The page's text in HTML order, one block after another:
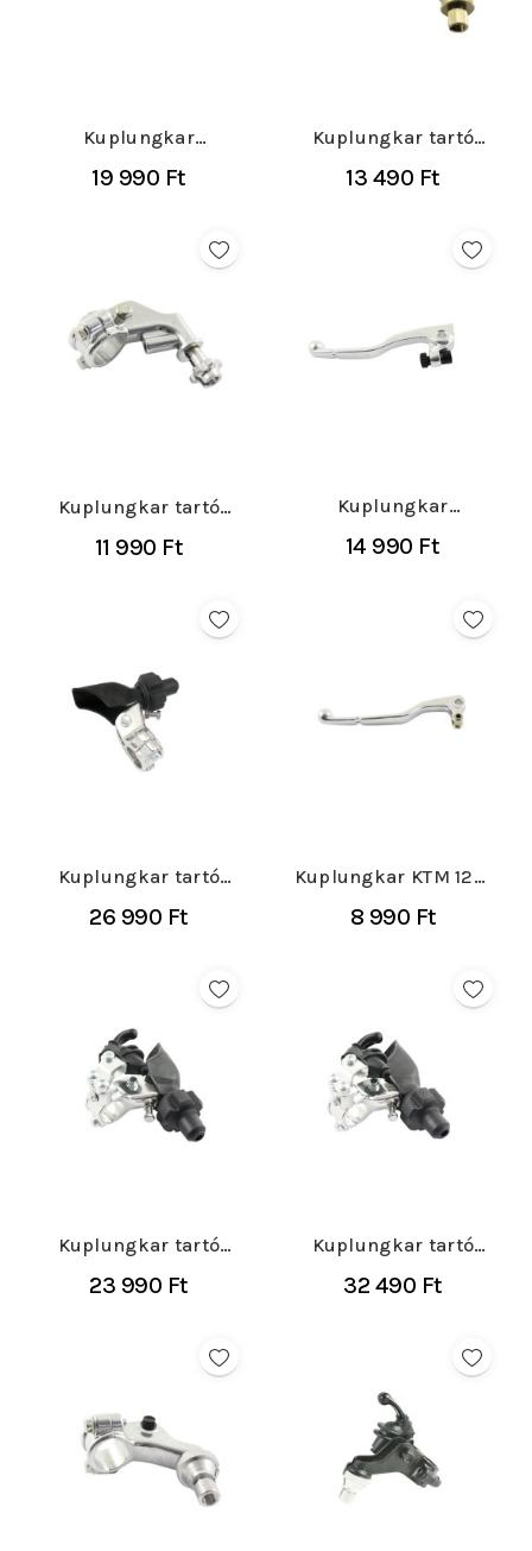
Kuplungkar
501 2004-
19 990 Ft
Kuplungkar tartó
1996-2003
13 490 Ft
Kuplungkar tartó
450 2004-
11 990 Ft
Kuplungkar
125-530...
14 990 Ft
Kuplungkar tartó
450 2010-
26 990 Ft
Kuplungkar KTM 125-
8 990 Ft
Kuplungkar tartó
2008-
23 990 Ft
Kuplungkar tartó
2008-
32 490 Ft